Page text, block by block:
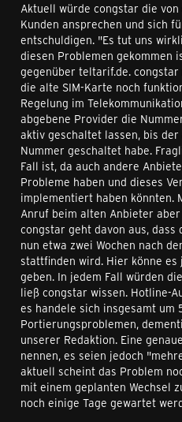
Aktuell würde congstar die
Kunden ansprechen und sich
entschuldigen. "Es tut uns
diesen Problemen gekommen
gegenüber teltarif.de.
die alte SIM-Karte noch
Regelung im
abgebene Provider die
aktiv geschaltet lassen, bis
Nummer geschaltet habe.
Fall ist, da auch andere
Probleme haben und dieses
implementiert haben könnten.
Anruf beim alten Anbieter
congstar geht davon aus,
nun etwa zwei Wochen nach
stattfinden wird. Hier könne es
geben. In jedem Fall würden
ließ congstar wissen. Hotline-
es handele sich insgesamt um
Portierungsproblemen,
unserer Redaktion. Eine
nennen, es seien jedoch
aktuell scheint das Problem
mit einem geplanten Wechsel
noch einige Tage gewartet